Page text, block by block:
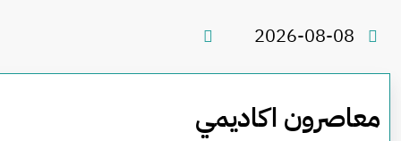
2026-08-08
معاصرون اكاديمي